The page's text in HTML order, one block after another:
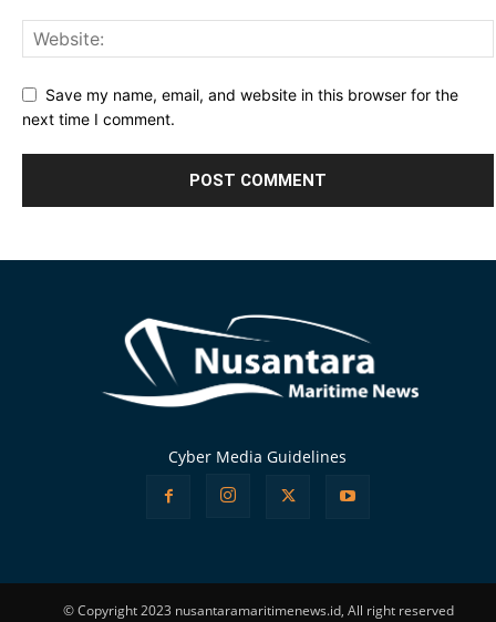
Save my name, email, and website in this browser for the
next time I comment.
Cyber Media Guidelines
© Copyright 2023 nusantaramaritimenews.id, All right reserved